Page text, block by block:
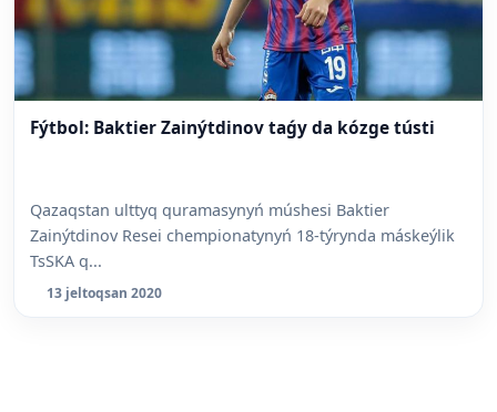
Fýtbol: Baktier Zainýtdinov taǵy da kózge tústi
Qazaqstan ulttyq quramasynyń múshesi Baktier
Zainýtdinov Resei chempionatynyń 18-týrynda máskeýlik
TsSKA q...
13 jeltoqsan 2020